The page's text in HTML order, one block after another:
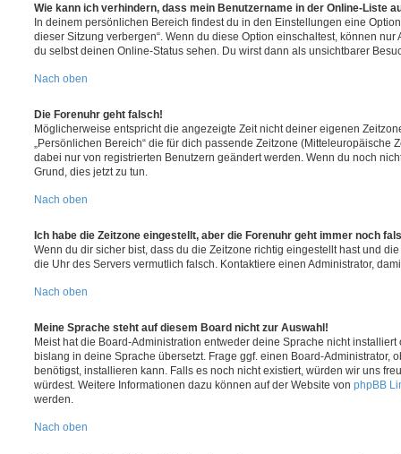
Wie kann ich verhindern, dass mein Benutzername in der Online-Liste
In deinem persönlichen Bereich findest du in den Einstellungen eine
dieser Sitzung verbergen“. Wenn du diese Option einschaltest, können
du selbst deinen Online-Status sehen. Du wirst dann als unsichtbarer
Nach oben
Die Forenuhr geht falsch!
Möglicherweise entspricht die angezeigte Zeit nicht deiner eigenen
„Persönlichen Bereich“ die für dich passende Zeitzone (Mitteleuropäische
dabei nur von registrierten Benutzern geändert werden. Wenn du noch
Grund, dies jetzt zu tun.
Nach oben
Ich habe die Zeitzone eingestellt, aber die Forenuhr geht immer noch
Wenn du dir sicher bist, dass du die Zeitzone richtig eingestellt hast und
die Uhr des Servers vermutlich falsch. Kontaktiere einen Administrator,
Nach oben
Meine Sprache steht auf diesem Board nicht zur Auswahl!
Meist hat die Board-Administration entweder deine Sprache nicht
bislang in deine Sprache übersetzt. Frage ggf. einen Board-Administrator,
benötigst, installieren kann. Falls es noch nicht existiert, würden wir uns
würdest. Weitere Informationen dazu können auf der Website von phpBB
werden.
Nach oben